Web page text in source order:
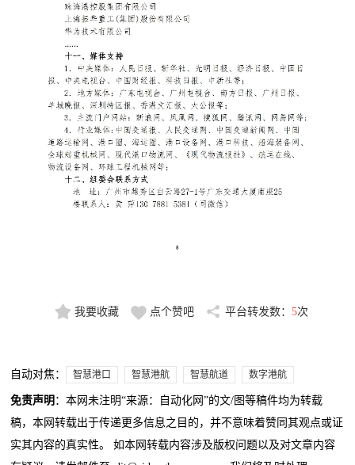
我要收藏 点个赞吧 平台转发数： 5次
自动对焦： 智慧港口 智慧港航 智慧航道 数字港航
免责声明 ：本网未注明“来源：自动化网”的文/图等稿件均为转载
稿，本网转载出于传递更多信息之目的，并不意味着赞同其观点或证
实其内容的真实性。 如本网转载内容涉及版权问题以及对文章内容